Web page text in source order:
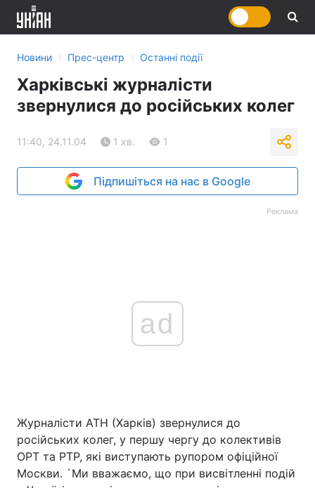
Новини › Прес-центр › Останні події
Харківські журналісти
звернулися до російських колег
11:40, 24.11.04 1 хв. 1
Підпишіться на нас в Google
Реклама
ad
Журналісти АТН (Харків) звернулися до
російських колег, у першу чергу до колективів
ОРТ та РТР, які виступають рупором офіційної
Москви. `Ми вважаємо, що при висвітленні подій